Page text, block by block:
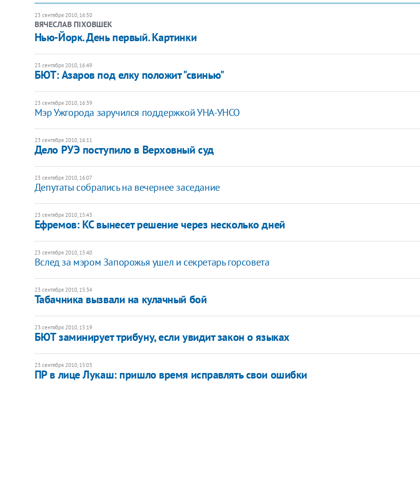
23 сентября 2010, 16:50
ВЯЧЕСЛАВ ПІХОВШЕК
Нью-Йорк. День первый. Картинки
23 сентября 2010, 16:49
БЮТ: Азаров под елку положит "свинью"
23 сентября 2010, 16:39
Мэр Ужгорода заручился поддержкой УНА-УНСО
23 сентября 2010, 16:11
Дело РУЭ поступило в Верховный суд
23 сентября 2010, 16:07
Депутаты собрались на вечернее заседание
23 сентября 2010, 15:43
Ефремов: КС вынесет решение через несколько дней
23 сентября 2010, 15:40
Вслед за мэром Запорожья ушел и секретарь горсовета
23 сентября 2010, 15:34
Табачника вызвали на кулачный бой
23 сентября 2010, 15:19
БЮТ заминирует трибуну, если увидит закон о языках
23 сентября 2010, 15:03
ПР в лице Лукаш: пришло время исправлять свои ошибки